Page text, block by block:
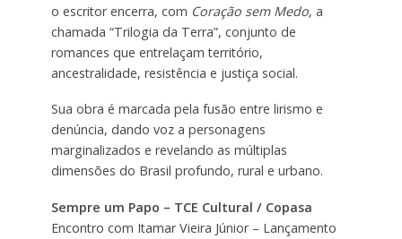
o escritor encerra, com Coração sem Medo, a
chamada “Trilogia da Terra”, conjunto de
romances que entrelaçam território,
ancestralidade, resistência e justiça social.
Sua obra é marcada pela fusão entre lirismo e
denúncia, dando voz a personagens
marginalizados e revelando as múltiplas
dimensões do Brasil profundo, rural e urbano.
Sempre um Papo – TCE Cultural / Copasa
Encontro com Itamar Vieira Júnior – Lançamento